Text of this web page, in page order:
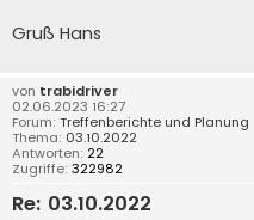
Gruß Hans
von trabidriver
02.06.2023 16:27
Forum: Treffenberichte und Planung
Thema: 03.10.2022
Antworten: 22
Zugriffe: 322982
Re: 03.10.2022